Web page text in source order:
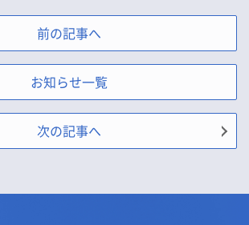
前の記事へ
お知らせ一覧
次の記事へ